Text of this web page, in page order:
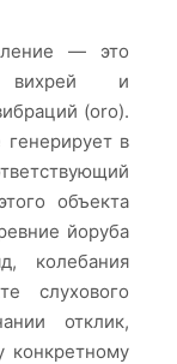
— это
вихрей и
(oro).
в
объекта
йоруба
колебания
слухового
отклик,
конкретному